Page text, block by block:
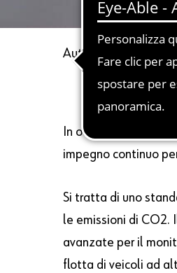
Autore
In occasione della
impegno continuo
Si tratta di uno
le emissioni di CO2.
avanzate per il
flotta di veicoli ad